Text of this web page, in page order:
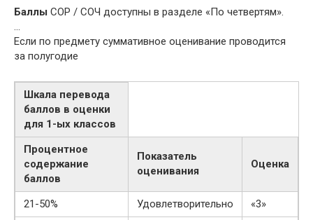
Баллы СОР / СОЧ доступны в разделе «По четвертям».
…
Если по предмету суммативное оценивание проводится
за полугодие
Шкала перевода
баллов в оценки
для 1-ых классов
Процентное
содержание
баллов
Показатель
оценивания
Оценка
21-50% Удовлетворительно
«3»